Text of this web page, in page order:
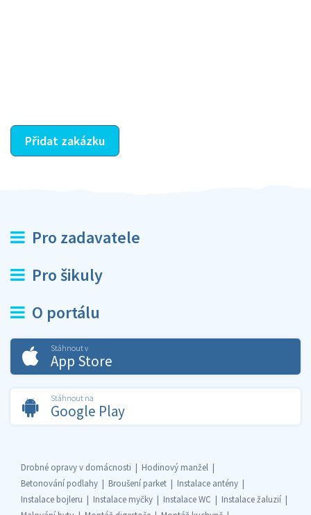
Přidat zakázku
Pro zadavatele
Pro šikuly
O portálu
Stáhnout v
App Store
Stáhnout na
Google Play
Drobné opravy v domácnosti
Hodinový manžel
Betonování podlahy
Broušení parket
Instalace antény
Instalace bojleru
Instalace myčky Instalace WC
Instalace žaluzií